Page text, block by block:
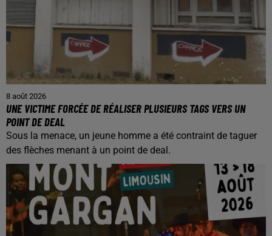
8 août 2026
UNE VICTIME FORCÉE DE RÉALISER PLUSIEURS TAGS VERS UN
POINT DE DEAL
Sous la menace, un jeune homme a été contraint de taguer
des flèches menant à un point de deal.